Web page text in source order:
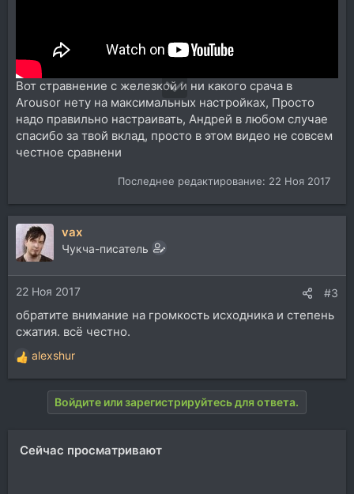
Вот стравнение с железкой и ни какого срача в
Arousor нету на максимальных настройках, Просто
надо правильно настраивать, Андрей в любом случае
спасибо за твой вклад, просто в этом видео не совсем
честное сравнени
Последнее редактирование: 22 Ноя 2017
vax
Чукча-писатель
22 Ноя 2017 #3
обратите внимание на громкость исходника и степень
сжатия. всё честно.
Р
е
и
alexshur
Войдите или зарегистрируйтесь для ответа.
Сейчас просматривают